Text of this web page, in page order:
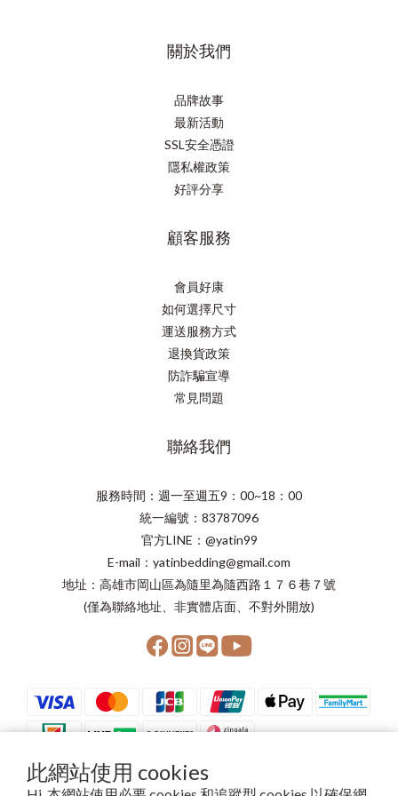
此網站使用 cookies
關於我們
品牌故事
最新活動
SSL安全憑證
隱私權政策
好評分享
顧客服務
會員好康
如何選擇尺寸
運送服務方式
退換貨政策
防詐騙宣導
常見問題
聯絡我們
服務時間：週一至週五9：00~18：00
統一編號：83787096
官方LINE：@yatin99
E-mail：yatinbedding@gmail.com
地址：高雄市岡山區為隨里為隨西路１７６巷７號
(僅為聯絡地址、非實體店面、不對外開放)